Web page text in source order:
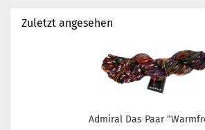
Zuletzt angesehen
Admiral Das Paar